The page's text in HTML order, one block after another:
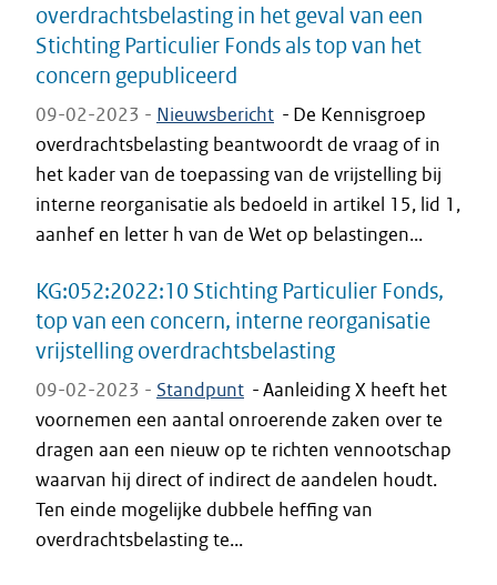
overdrachtsbelasting in het geval van een
Stichting Particulier Fonds als top van het
concern gepubliceerd
09-02-2023 - Nieuwsbericht - De Kennisgroep
overdrachtsbelasting beantwoordt de vraag of in
het kader van de toepassing van de vrijstelling bij
interne reorganisatie als bedoeld in artikel 15, lid 1,
aanhef en letter h van de Wet op belastingen...
KG:052:2022:10 Stichting Particulier Fonds,
top van een concern, interne reorganisatie
vrijstelling overdrachtsbelasting
09-02-2023 - Standpunt -Aanleiding X heeft het
voornemen een aantal onroerende zaken over te
dragen aan een nieuw op te richten vennootschap
waarvan hij direct of indirect de aandelen houdt.
Ten einde mogelijke dubbele heffing van
overdrachtsbelasting te...